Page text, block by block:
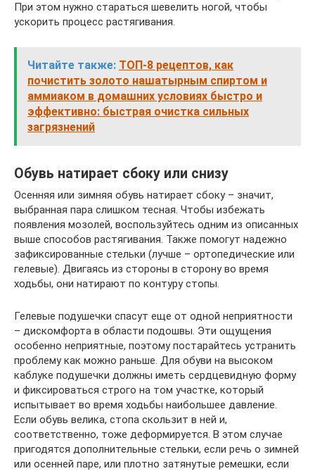
При этом нужно стараться шевелить ногой, чтобы
ускорить процесс растягивания.
Читайте также: ТОП-8 рецептов, как
почистить золото нашатырным спиртом и
аммиаком в домашних условиях быстро и
эффективно: быстрая очистка сильных
загрязнений
Обувь натирает сбоку или снизу
Осенняя или зимняя обувь натирает сбоку – значит,
выбранная пара слишком тесная. Чтобы избежать
появления мозолей, воспользуйтесь одним из описанных
выше способов растягивания. Также помогут надежно
зафиксированные стельки (лучше – ортопедические или
гелевые). Двигаясь из стороны в сторону во время
ходьбы, они натирают по контуру стопы.
Гелевые подушечки спасут еще от одной неприятности
– дискомфорта в области подошвы. Эти ощущения
особенно неприятные, поэтому постарайтесь устранить
проблему как можно раньше. Для обуви на высоком
каблуке подушечки должны иметь сердцевидную форму
и фиксироваться строго на том участке, который
испытывает во время ходьбы наибольшее давление.
Если обувь велика, стопа скользит в ней и,
соответственно, тоже деформируется. В этом случае
пригодятся дополнительные стельки, если речь о зимней
или осенней паре, или плотно затянутые ремешки, если